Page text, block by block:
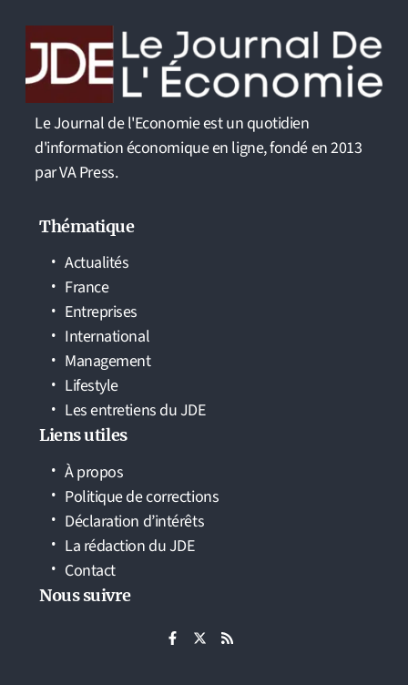
Le Journal de l'Economie est un quotidien
d'information économique en ligne, fondé en 2013
par VA Press.
Thématique
Actualités
France
Entreprises
International
Management
Lifestyle
Les entretiens du JDE
Liens utiles
À propos
Politique de corrections
Déclaration d’intérêts
La rédaction du JDE
Contact
Nous suivre